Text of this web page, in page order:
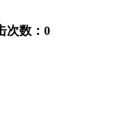
次数：0